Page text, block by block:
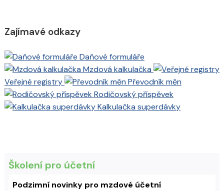
Zajímavé odkazy
Daňové formuláře
Mzdová kalkulačka
Veřejné registry
Převodník měn
Rodičovský příspěvek
Kalkulačka superdávky
Školení pro účetní
Podzimní novinky pro mzdové účetní